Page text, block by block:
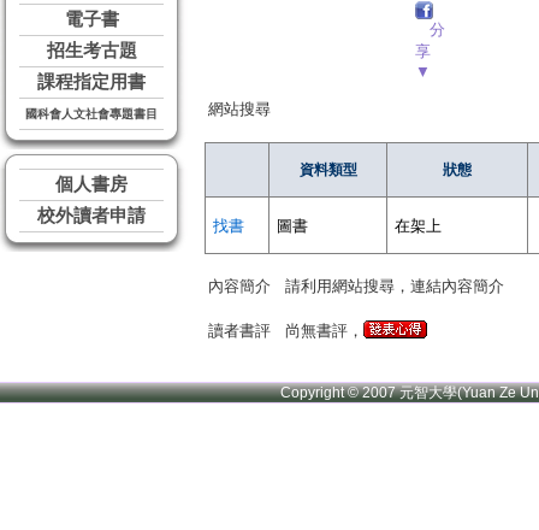
電子書
招生考古題
課程指定用書
國科會人文社會專題書目
個人書房
校外讀者申請
分
享
▼
網站搜尋
資料類型 狀態
找書 圖書 在架上
內容簡介 請利用網站搜尋，連結內容簡介
讀者書評 尚無書評，
Copyright © 2007 元智大學(Yuan Ze